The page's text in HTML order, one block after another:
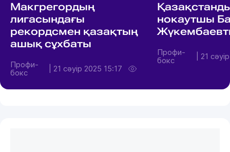
Макгрегордың
лигасындағы
рекордсмен қазақтың
ашық сұхбаты
Профи-
бокс
21 сәуір 2025 15:17
нокаутшы
Профи-
бокс
21